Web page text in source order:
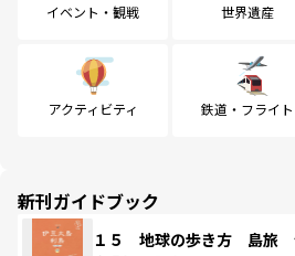
イベント・観戦 世界遺産
アクティビティ 鉄道・フライト
新刊ガイドブック
１５ 地球の歩き方 島旅